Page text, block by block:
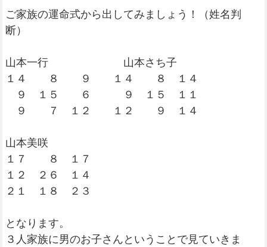
ご家族の運命式から出してみましょう！（姓名判
断）
山本一行 山本さち子
１４ ８ ９ １４ ８ １４
９ １５ ６ ９ １５ １１
９ ７ １２ １２ ９ １４
山本美咲
１７ ８ １７
１２ ２６ １４
２１ １８ ２３
となります。
３人家族に男のお子さんということで見ていきま